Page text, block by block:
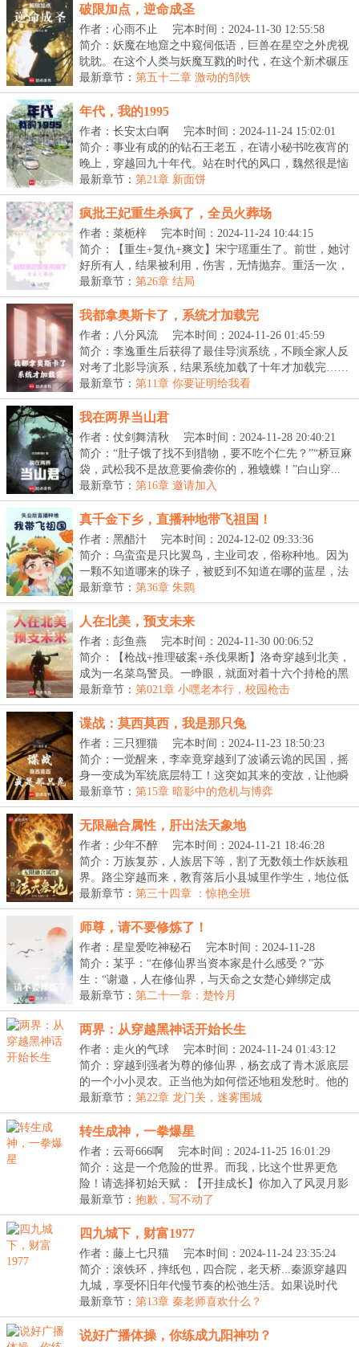
破限加点，逆命成圣
作者：心雨不止
完本时间：2024-11-30 12:55:58
简介：妖魔在地窟之中窥伺低语，巨兽在星空之外虎视
眈眈。在这个人类与妖魔互戮的时代，在这个新术碾压
旧...
最新章节： 第五十二章 激动的邹铁
年代，我的1995
作者：长安太白啊
完本时间：2024-11-24 15:02:01
简介：事业有成的的钻石王老五，在请小秘书吃夜宵的
晚上，穿越回九十年代。站在时代的风口，魏然很是恼
火...
最新章节： 第21章 新面饼
疯批王妃重生杀疯了，全员火葬场
作者：菜栀梓
完本时间：2024-11-24 10:44:15
简介：【重生+复仇+爽文】宋宁瑶重生了。前世，她讨
好所有人，结果被利用，伤害，无情抛弃。重活一次，
宋...
最新章节： 第26章 结局
我都拿奥斯卡了，系统才加载完
作者：八分风流
完本时间：2024-11-26 01:45:59
简介：李逸重生后获得了最佳导演系统，不顾全家人反
对考了北影导演系，结果系统加载了十年才加载完……
【...
最新章节： 第11章 你要证明给我看
我在两界当山君
作者：仗剑舞清秋
完本时间：2024-11-28 20:40:21
简介：“肚子饿了找不到猎物，要不吃个仁先？”“桥豆麻
袋，武松我不是故意要偷袭你的，雅蠛蝶！”白山穿...
最新章节： 第16章 邀请加入
真千金下乡，直播种地带飞祖国！
作者：黑醋汁
完本时间：2024-12-02 09:33:36
简介：乌蛮蛮是只比翼鸟，主业司农，俗称种地。因为
一颗不知道哪来的珠子，被贬到不知道在哪的蓝星，法
力...
最新章节： 第36章 朱鹮
人在北美，预支未来
作者：彭鱼燕
完本时间：2024-11-30 00:06:52
简介：【枪战+推理破案+杀伐果断】洛奇穿越到北美，
成为一名菜鸟警员。一睁眼，就面对着十六个持枪的黑
人...
最新章节： 第021章 小嘿老本行，校园枪击
谍战：莫西莫西，我是那只兔
作者：三只狸猫
完本时间：2024-11-23 18:50:23
简介：一觉醒来，李幸竟穿越到了波谲云诡的民国，摇
身一变成为军统底层特工！这突如其来的变故，让他瞬
间...
最新章节： 第15章 暗影中的危机与博弈
无限融合属性，肝出法天象地
作者：少年不醉
完本时间：2024-11-21 18:46:28
简介：万族复苏，人族居下等，割了无数领土作妖族租
界。路尘穿越而来，教育落后小县城里作学生，地位低
微...
最新章节： 第三十四章 ：惊艳全班
师尊，请不要修炼了！
作者：星皇爱吃神秘石
完本时间：2024-11-28
20:40:10
简介：某乎：“在修仙界当资本家是什么感受？”苏
生：“谢邀，人在修仙界，与天命之女楚心婵绑定成
功，每...
最新章节： 第二十一章：楚怜月
两界：从穿越黑神话开始长生
作者：走火的气球
完本时间：2024-11-24 01:43:12
简介：穿越到强者为尊的修仙界，杨玄成了青木派底层
的一个小小灵农。正当他为如何偿还地租发愁时。他的
脑...
最新章节： 第22章 龙门关，迷雾围城
转生成神，一拳爆星
作者：云哥666啊
完本时间：2024-11-25 16:01:29
简介：这是一个危险的世界。而我，比这个世界更危
险！请选择初始天赋：【开挂成长】你加入了风灵月影
宗。...
最新章节： 抱歉，写不动了
四九城下，财富1977
作者：藤上七只猫
完本时间：2024-11-24 23:35:24
简介：滚铁环，摔纸包，四合院，老天桥...秦源穿越四
九城，享受怀旧年代慢节奏的松弛生活。如果说时代
的...
最新章节： 第13章 秦老师喜欢什么？
说好广播体操，你练成九阳神功？